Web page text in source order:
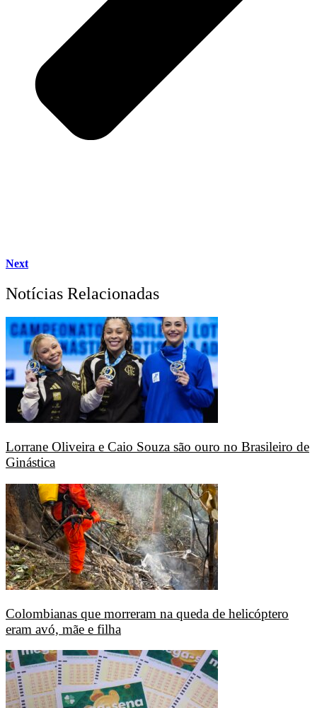
Next
Notícias Relacionadas
Lorrane Oliveira e Caio Souza são ouro no Brasileiro de
Ginástica
Colombianas que morreram na queda de helicóptero
eram avó, mãe e filha